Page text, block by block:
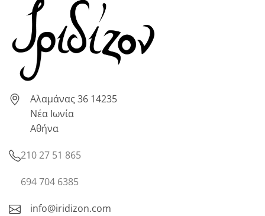
Αλαμάνας 36 14235
Νέα Ιωνία
Αθήνα
210 27 51 865
694 704 6385
info@iridizon.com